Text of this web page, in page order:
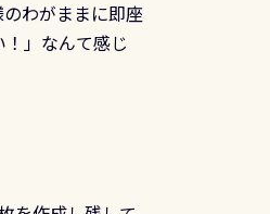
！ PADIデジタ
中性浮力の練習
わがままに即座
」なんて感じ